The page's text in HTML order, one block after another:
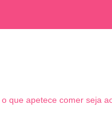
que apetece comer seja